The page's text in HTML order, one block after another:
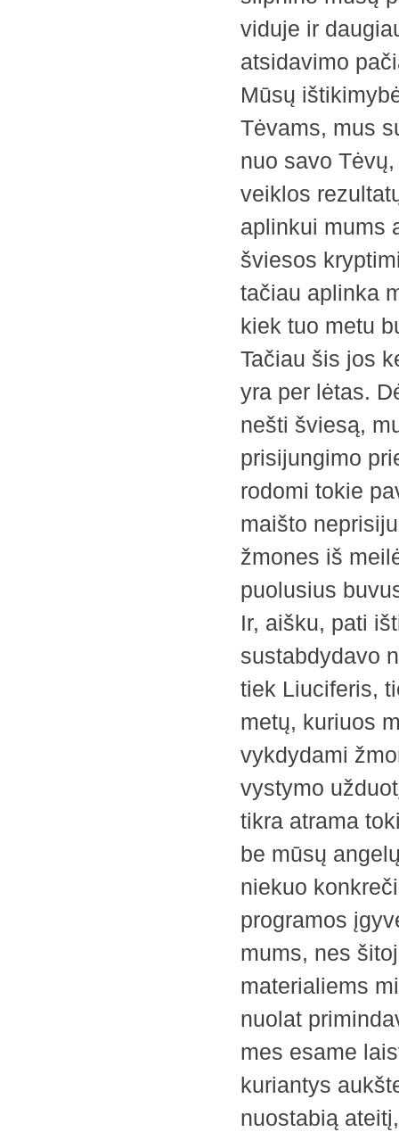
viduje ir
atsidavimo
Mūsų
Tėvams, mus
nuo savo
veiklos
aplinkui mums
šviesos
tačiau aplinka
kiek tuo metu
Tačiau šis jos
yra per lėtas.
nešti šviesą,
prisijungimo
rodomi tokie
maišto
žmones iš
puolusius
Ir, aišku, pati
sustabdydavo
tiek Liuciferis,
metų, kuriuos
vykdydami
vystymo
tikra atrama
be mūsų
niekuo
programos
mums, nes
materialiems
nuolat
mes esame
kuriantys
nuostabią